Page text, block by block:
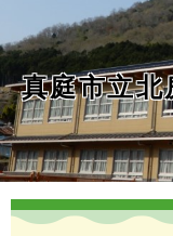
真庭市立北
本